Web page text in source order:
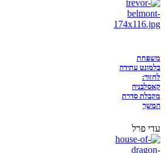
משפחת
בלמונט עתידה
לחזור:
קאסלבניה
מקבלת סדרת
המשך
עדי פרל